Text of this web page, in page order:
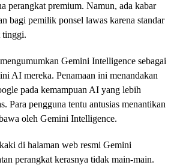
perangkat premium. Namun, ada kabar
bagi pemilik ponsel lawas karena standar
tinggi.
Gemini Intelligence sebagai
AI mereka. Penamaan ini menandakan
pada kemampuan AI yang lebih
Para pengguna tentu antusias menantikan
oleh Gemini Intelligence.
di halaman web resmi Gemini
perangkat kerasnya tidak main-main.